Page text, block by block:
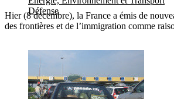
Défense
Hier (8 décembre), la France a émis de
des frontières et de l’immigration comme